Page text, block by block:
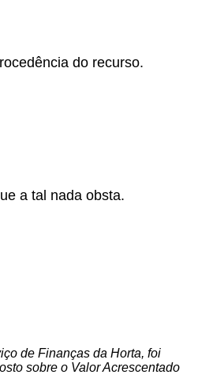
do recurso.
a tal nada obsta.
de Finanças da Horta, foi
sobre o Valor Acrescentado